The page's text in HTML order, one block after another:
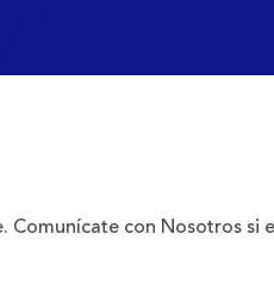
con Nosotros si